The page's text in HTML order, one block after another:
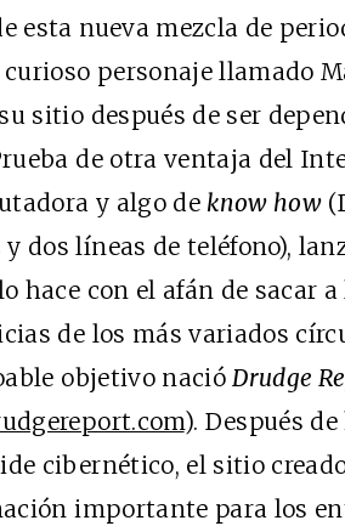
esta nueva mezcla de
personaje llamado
sitio después de ser
de otra ventaja del
y algo de know how
dos líneas de teléfono),
hace con el afán de sacar
de los más variados
objetivo nacióDrudge
). Después
cibernético, el sitio
importante para los